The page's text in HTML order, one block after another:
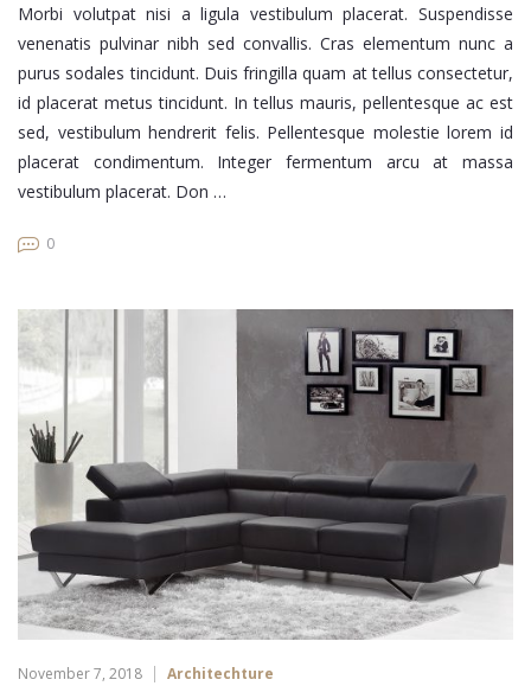
Morbi volutpat nisi a ligula vestibulum placerat. Suspendisse
venenatis pulvinar nibh sed convallis. Cras elementum nunc a
purus sodales tincidunt. Duis fringilla quam at tellus consectetur,
id placerat metus tincidunt. In tellus mauris, pellentesque ac est
sed, vestibulum hendrerit felis. Pellentesque molestie lorem id
placerat condimentum. Integer fermentum arcu at massa
vestibulum placerat. Don …
0
November 7, 2018 Architechture